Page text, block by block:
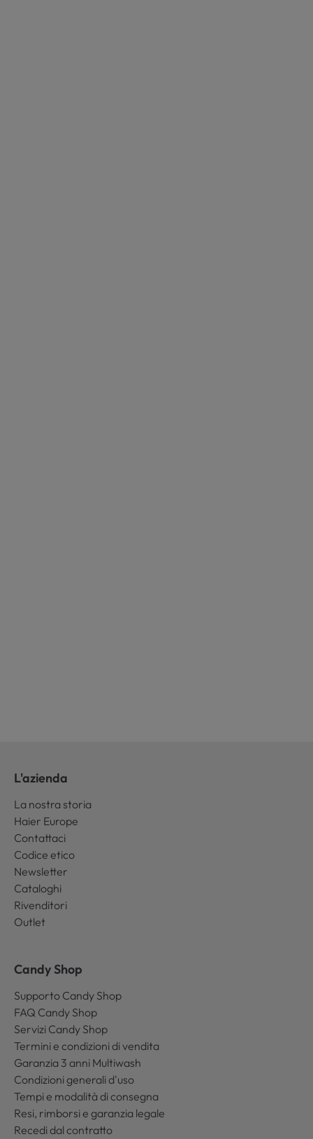
L'azienda
La nostra storia
Haier Europe
Contattaci
Codice etico
Newsletter
Cataloghi
Rivenditori
Outlet
Candy Shop
Supporto Candy Shop
FAQ Candy Shop
Servizi Candy Shop
Termini e condizioni di vendita
Garanzia 3 anni Multiwash
Condizioni generali d'uso
Tempi e modalità di consegna
Resi, rimborsi e garanzia legale
Recedi dal contratto